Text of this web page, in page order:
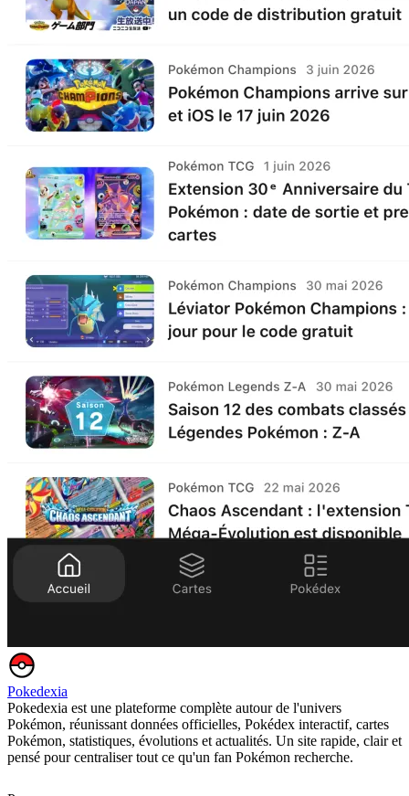
Pokedexia
Pokedexia est une plateforme complète autour de l'univers
Pokémon, réunissant données officielles, Pokédex interactif, cartes
Pokémon, statistiques, évolutions et actualités. Un site rapide, clair et
pensé pour centraliser tout ce qu'un fan Pokémon recherche.